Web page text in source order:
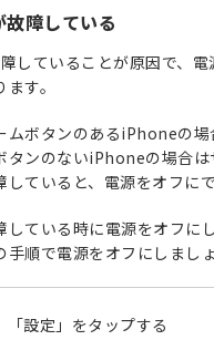
障している
していることが原因で、電
す。
ムボタンのあるiPhoneの場
タンのないiPhoneの場合
していると、電源をオフにで
している時に電源をオフに
手順で電源をオフにしましょ
「設定」をタップする